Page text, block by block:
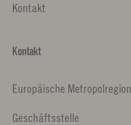
Kontakt
Kontakt
Europäische
Geschäftsstelle